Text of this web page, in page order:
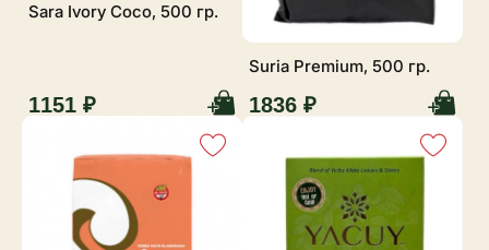
Sara Ivory Coco, 500 гр.
1151 ₽
Suria Premium, 500 гр.
1836 ₽